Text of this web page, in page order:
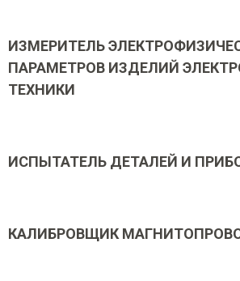
ИЗМЕРИТЕЛЬ
ПАРАМЕТРОВ ИЗДЕЛИЙ
ТЕХНИКИ
ИСПЫТАТЕЛЬ ДЕТАЛЕЙ И
КАЛИБРОВЩИК